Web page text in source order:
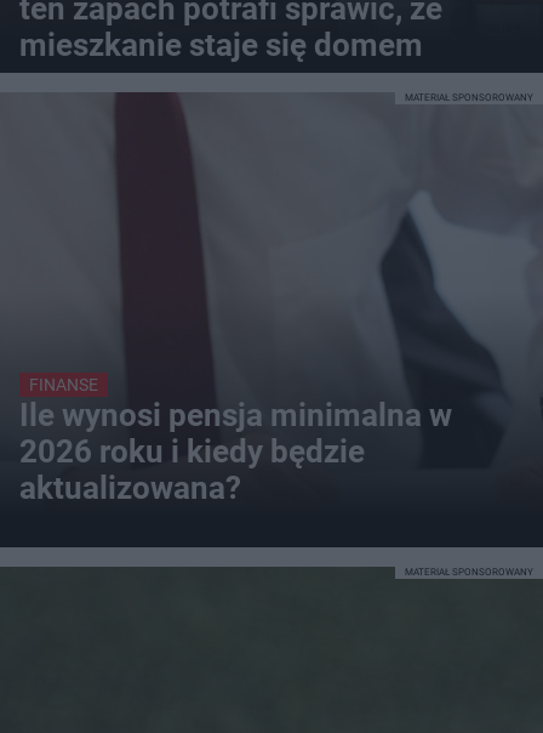
ten zapach potrafi sprawić, że
mieszkanie staje się domem
FINANSE
Ile wynosi pensja minimalna w
2026 roku i kiedy będzie
aktualizowana?
MATERIAŁ SPONSOROWANY
MATERIAŁ SPONSOROWANY